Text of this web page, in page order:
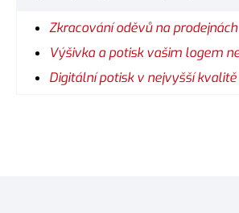
Zkracování oděvů na prodejnách
Výšivka a potisk vašim logem
Digitální potisk v nejvyšší